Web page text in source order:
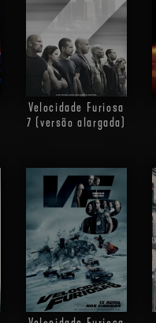
Velocidade Furiosa
7 (versão alargada)